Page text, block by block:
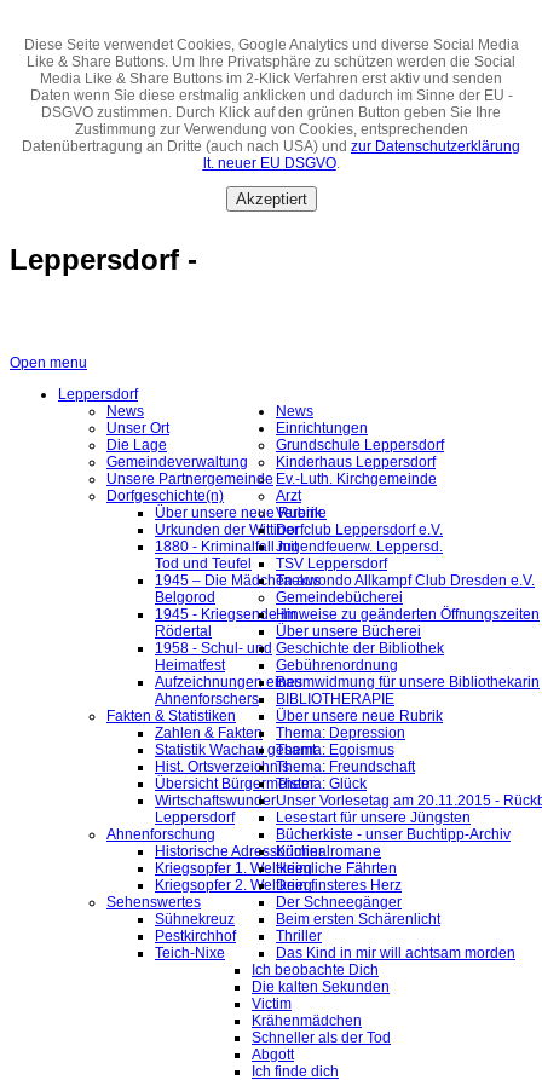
Diese Seite verwendet Cookies, Google Analytics und diverse Social Media
Like & Share Buttons. Um Ihre Privatsphäre zu schützen werden die Social
Media Like & Share Buttons im 2-Klick Verfahren erst aktiv und senden
Daten wenn Sie diese erstmalig anklicken und dadurch im Sinne der EU -
DSGVO zustimmen. Durch Klick auf den grünen Button geben Sie Ihre
Zustimmung zur Verwendung von Cookies, entsprechenden
Datenübertragung an Dritte (auch nach USA) und zur Datenschutzerklärung
lt. neuer EU DSGVO.
Akzeptiert
Leppersdorf -
Open menu
Leppersdorf
News
Unser Ort
Die Lage
Gemeindeverwaltung
Unsere Partnergemeinde
Dorfgeschichte(n)
Über unsere neue Rubrik
Urkunden der Wittiner
1880 - Kriminalfall mit
Tod und Teufel
1945 – Die Mädchen aus
Belgorod
1945 - Kriegsende im
Rödertal
1958 - Schul- und
Heimatfest
Aufzeichnungen eines
Ahnenforschers
Fakten & Statistiken
Zahlen & Fakten
Statistik Wachau gesamt
Hist. Ortsverzeichnis
Übersicht Bürgermeister
Wirtschaftswunder
Leppersdorf
Ahnenforschung
Historische Adressbücher
Kriegsopfer 1. Weltkrieg
Kriegsopfer 2. Weltkrieg
Sehenswertes
Sühnekreuz
Pestkirchhof
Teich-Nixe
News
Einrichtungen
Grundschule Leppersdorf
Kinderhaus Leppersdorf
Ev.-Luth. Kirchgemeinde
Arzt
Vereine
Dorfclub Leppersdorf e.V.
Jugendfeuerw. Leppersd.
TSV Leppersdorf
Taekwondo Allkampf Club Dresden e.V.
Gemeindebücherei
Hinweise zu geänderten Öffnungszeiten
Über unsere Bücherei
Geschichte der Bibliothek
Gebührenordnung
Baumwidmung für unsere Bibliothekarin
BIBLIOTHERAPIE
Über unsere neue Rubrik
Thema: Depression
Thema: Egoismus
Thema: Freundschaft
Thema: Glück
Unser Vorlesetag am 20.11.2015 -
Lesestart für unsere Jüngsten
Bücherkiste - unser Buchtipp-Archiv
Kriminalromane
Heimliche Fährten
Dein finsteres Herz
Der Schneegänger
Beim ersten Schärenlicht
Thriller
Das Kind in mir will achtsam morden
Ich beobachte Dich
Die kalten Sekunden
Victim
Krähenmädchen
Schneller als der Tod
Abgott
Ich finde dich